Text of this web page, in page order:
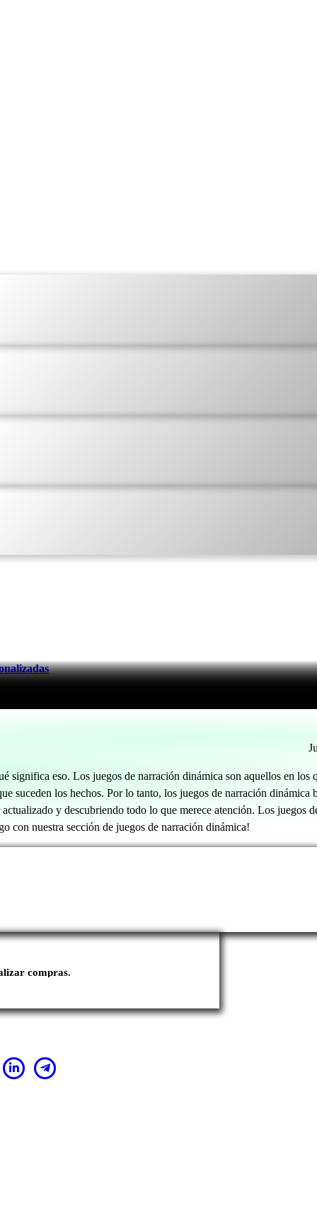
significa eso. Los juegos de narración dinámica son aquellos en
suceden los hechos. Por lo tanto, los juegos de narración
y descubriendo todo lo que merece atención. Los
con nuestra sección de juegos de narración dinámica!
compras.